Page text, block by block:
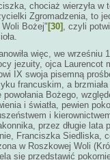
chociaż wierzyła w
Zgromadzenia, to
Bożej"[30] , czyli
więc, we
jezuity, ojca Laurencot
IX swoja pisemną
francuskim, a
powołania Bożego,
i światła, pewien
i
przez długie lata
Franciszka Siedliska,
w Roszkowej Woli
się przedstawić